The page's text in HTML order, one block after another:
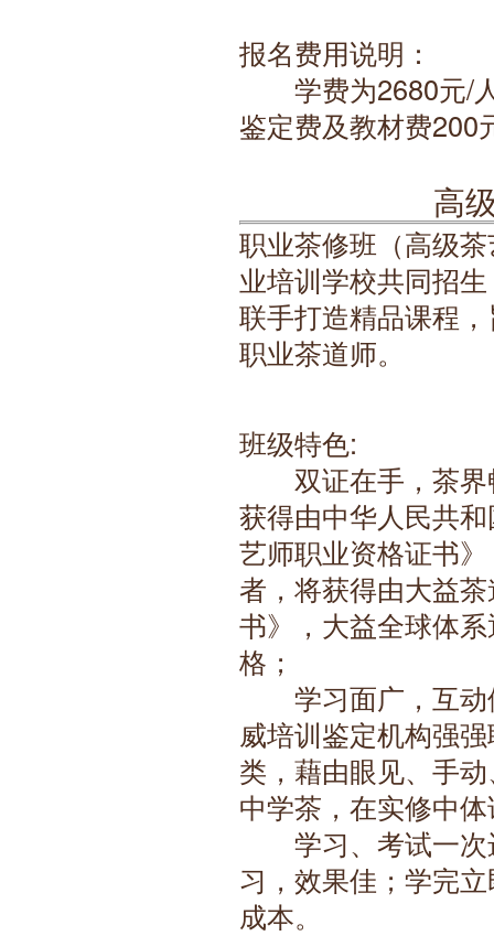
报名费用说明：
学费为2680元/人
鉴定费及教材费200
高
职业茶修班（高级
业培训学校共同招
联手打造精品课程
职业茶道师。
班级特色:
双证在手，茶界
获得由中华人民共
艺师职业资格证书
者，将获得由大益
书》，大益全球体
格；
学习面广，互动
威培训鉴定机构强
类，藉由眼见、手
中学茶，在实修中
学习、考试一次
习，效果佳；学完
成本。